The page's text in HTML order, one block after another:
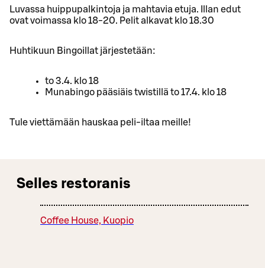
Luvassa huippupalkintoja ja mahtavia etuja. Illan edut
ovat voimassa klo 18-20. Pelit alkavat klo 18.30
Huhtikuun Bingoillat järjestetään:
to 3.4. klo 18
Munabingo pääsiäis twistillä to 17.4. klo 18
Tule viettämään hauskaa peli-iltaa meille!
Selles restoranis
Coffee House, Kuopio